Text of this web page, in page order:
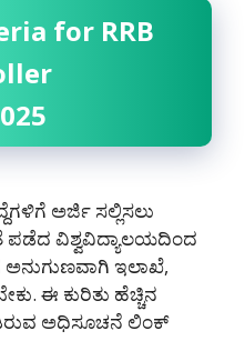
for RRB
ಅರ್ಜಿ ಸಲ್ಲಿಸಲು
ಪಡೆದ ವಿಶ್ವವಿದ್ಯಾಲಯದಿಂದ
ಇಲಾಖೆ,
ಈ ಕುರಿತು ಹೆಚ್ಚಿನ
ಅಧಿಸೂಚನೆ ಲಿಂಕ್